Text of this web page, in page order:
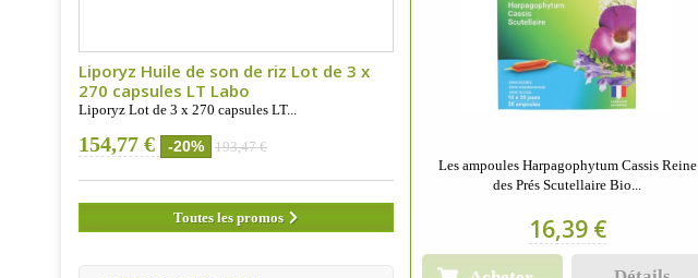
Liporyz Huile de son de riz Lot de 3 x
270 capsules LT Labo
Liporyz Lot de 3 x 270 capsules LT...
154,77 € -20% 193,47 €
Toutes les promos
Les ampoules Harpagophytum Cassis Reine
des Prés Scutellaire Bio...
16,39 €